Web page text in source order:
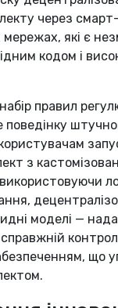
через
мережах, які є
кодом і
правил
з
моделі —
що